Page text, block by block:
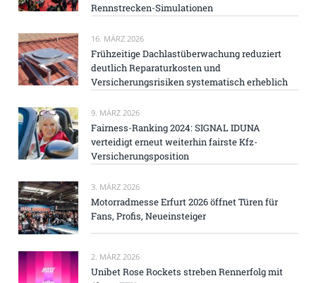
Rennstrecken-Simulationen
16. MÄRZ 2026
Frühzeitige Dachlastüberwachung reduziert
deutlich Reparaturkosten und
Versicherungsrisiken systematisch erheblich
9. MÄRZ 2026
Fairness-Ranking 2024: SIGNAL IDUNA
verteidigt erneut weiterhin fairste Kfz-
Versicherungsposition
3. MÄRZ 2026
Motorradmesse Erfurt 2026 öffnet Türen für
Fans, Profis, Neueinsteiger
2. MÄRZ 2026
Unibet Rose Rockets streben Rennerfolg mit